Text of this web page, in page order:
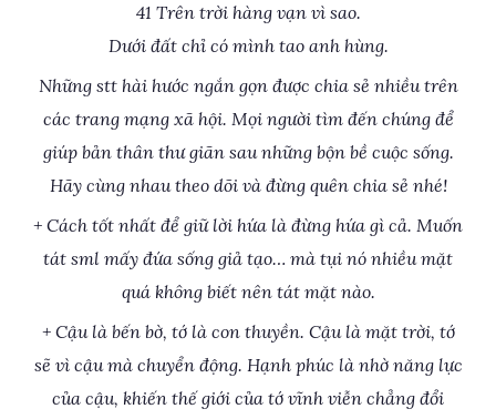
41 Trên trời hàng vạn vì sao.
Dưới đất chỉ có mình tao anh hùng.
Những stt hài hước ngắn gọn được chia sẻ nhiều trên
các trang mạng xã hội. Mọi người tìm đến chúng để
giúp bản thân thư giãn sau những bộn bề cuộc sống.
Hãy cùng nhau theo dõi và đừng quên chia sẻ nhé!
+ Cách tốt nhất để giữ lời hứa là đừng hứa gì cả. Muốn
tát sml mấy đứa sống giả tạo… mà tụi nó nhiều mặt
quá không biết nên tát mặt nào.
+ Cậu là bến bờ, tớ là con thuyền. Cậu là mặt trời, tớ
sẽ vì cậu mà chuyển động. Hạnh phúc là nhờ năng lực
của cậu, khiến thế giới của tớ vĩnh viễn chẳng đổi